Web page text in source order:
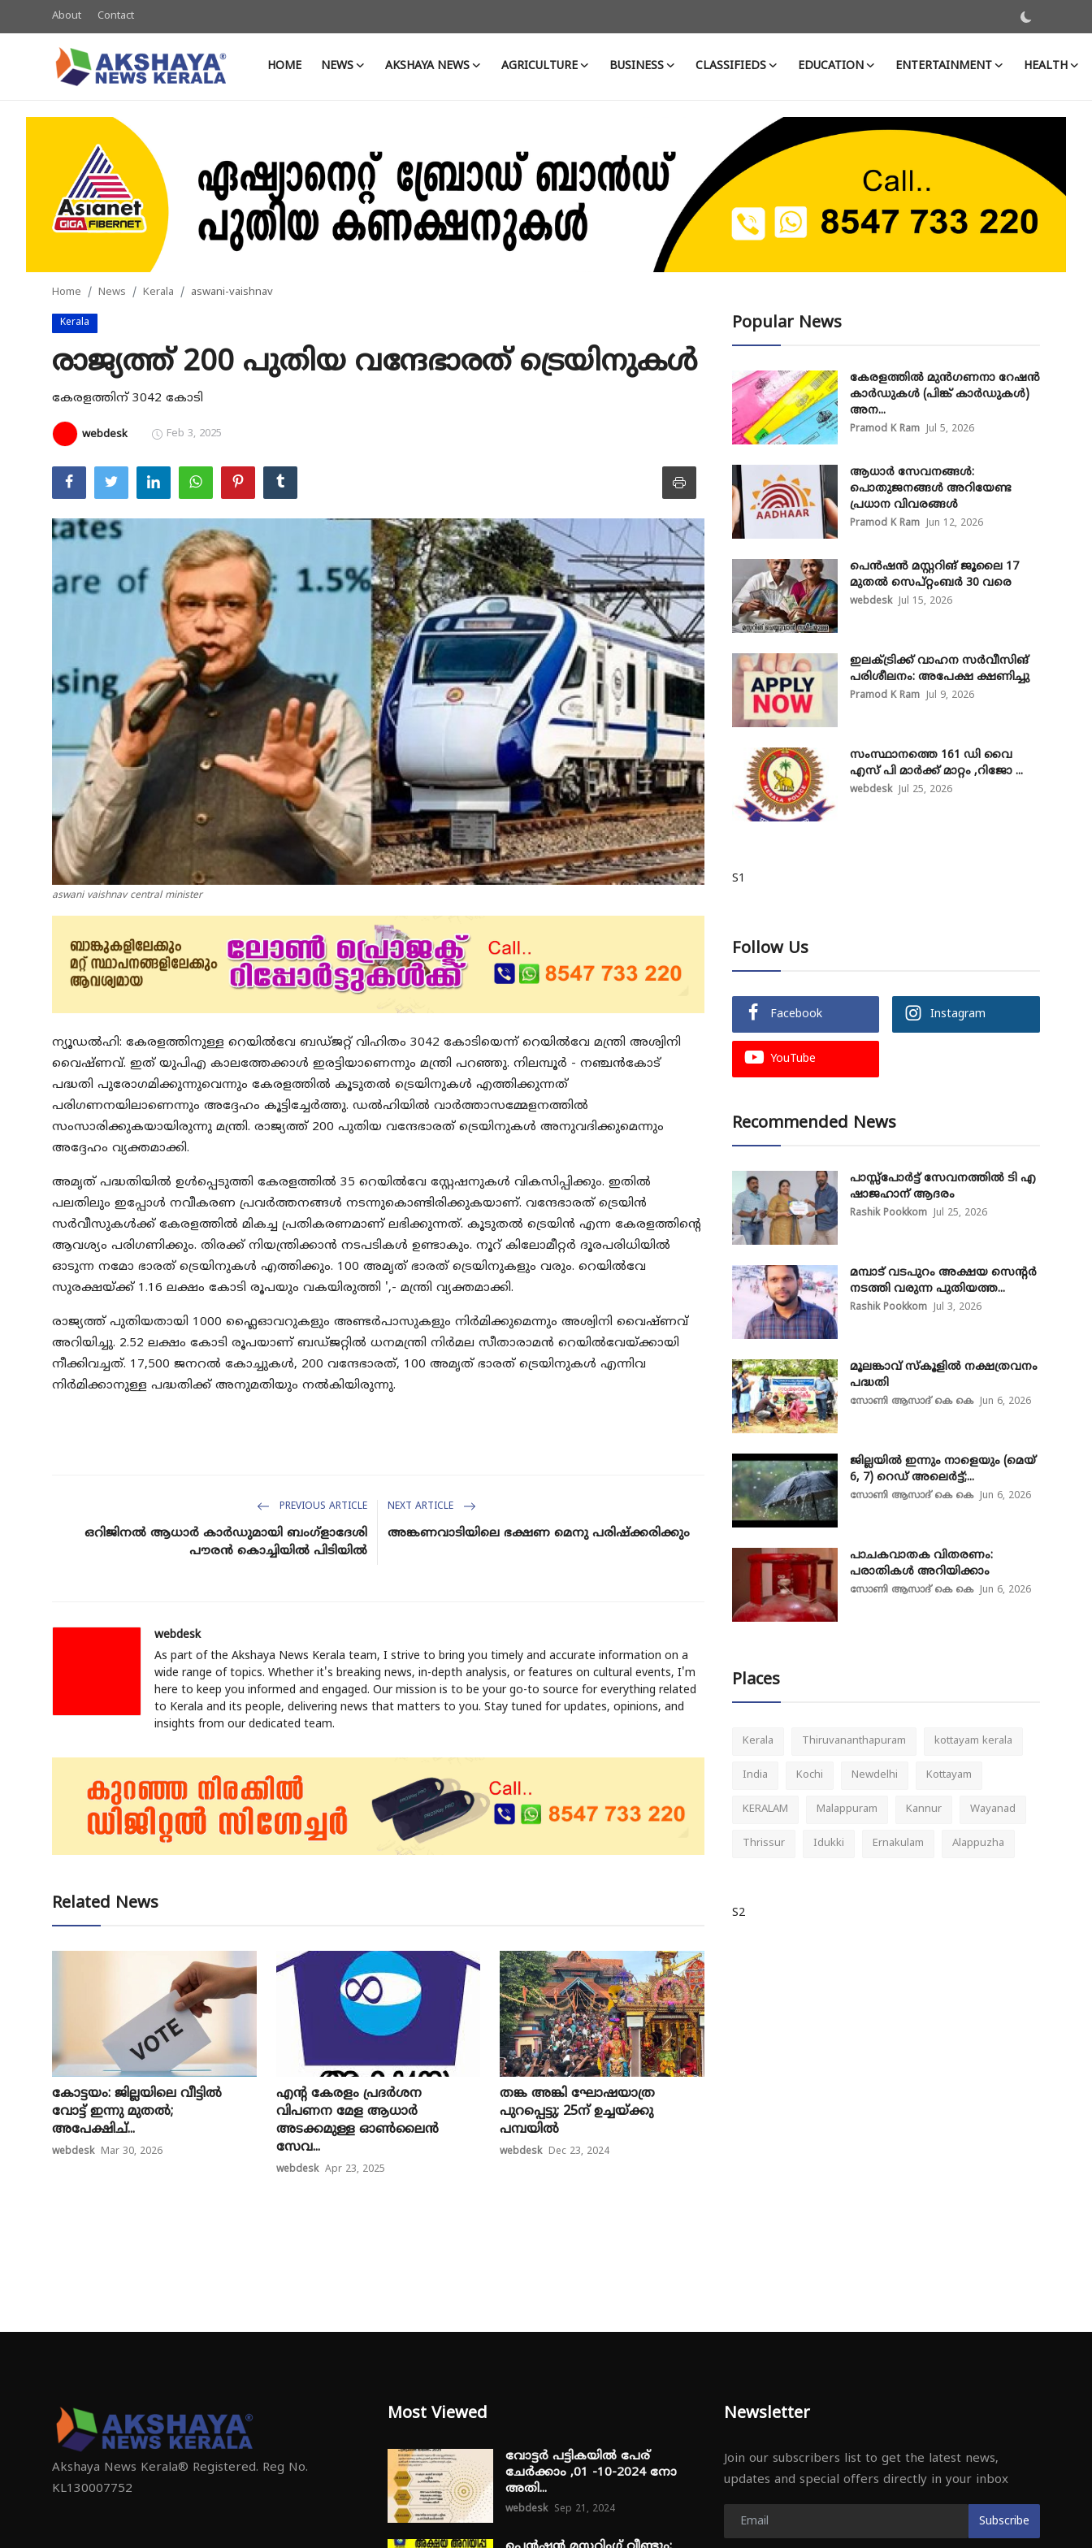
About Contact
HOME NEWS AKSHAYA NEWS AGRICULTURE BUSINESS CLASSIFIEDS EDUCATION ENTERTAINMENT HEALTH
Business
Classifieds
Entertainment
Obituary
E-Paper
Home News Kerala aswani-vaishnav
Kerala
രാജ്യത്ത് 200 പുതിയ വന്ദേഭാരത് ട്രെയിനുകൾ
കേരളത്തിന് 3042 കോടി
webdesk Feb 3, 2025
aswani vaishnav central minister
ന്യൂഡൽഹി: കേരളത്തിനുള്ള റെയിൽവേ ബഡ്ജറ്റ് വിഹിതം 3042 കോടിയെന്ന് റെയിൽവേ മന്ത്രി അശ്വിനി
വെെഷ്ണവ്. ഇത് യുപിഎ കാലത്തേക്കാൾ ഇരട്ടിയാണെന്നും മന്ത്രി പറഞ്ഞു. നിലമ്പൂർ - നഞ്ചൻകോട്
പദ്ധതി പുരോഗമിക്കുന്നുവെന്നും കേരളത്തിൽ കൂടുതൽ ട്രെയിനുകൾ എത്തിക്കുന്നത്
പരിഗണനയിലാണെന്നും അദ്ദേഹം കൂട്ടിച്ചേർത്തു. ഡൽഹിയിൽ വാർത്താസമ്മേളനത്തിൽ
സംസാരിക്കുകയായിരുന്നു മന്ത്രി. രാജ്യത്ത് 200 പുതിയ വന്ദേഭാരത് ട്രെയിനുകൾ അനുവദിക്കുമെന്നും
അദ്ദേഹം വ്യക്തമാക്കി.
അമൃത് പദ്ധതിയിൽ ഉൾപ്പെടുത്തി കേരളത്തിൽ 35 റെയിൽവേ സ്റ്റേഷനുകൾ വികസിപ്പിക്കും. ഇതിൽ
പലതിലും ഇപ്പോൾ നവീകരണ പ്രവർത്തനങ്ങൾ നടന്നുകൊണ്ടിരിക്കുകയാണ്. വന്ദേഭാരത് ട്രെയിൻ
സർവീസുകൾക്ക് കേരളത്തിൽ മികച്ച പ്രതികരണമാണ് ലഭിക്കുന്നത്. കൂടുതൽ ട്രെയിൻ എന്ന കേരളത്തിന്റെ
ആവശ്യം പരിഗണിക്കും. തിരക്ക് നിയന്ത്രിക്കാൻ നടപടികൾ ഉണ്ടാകും. നൂറ് കിലോമീറ്റർ ദൂരപരിധിയിൽ
ഓടുന്ന നമോ ഭാരത് ട്രെയിനുകൾ എത്തിക്കും. 100 അമൃത് ഭാരത് ട്രെയിനുകളും വരും. റെയിൽവേ
സുരക്ഷയ്ക്ക് 1.16 ലക്ഷം കോടി രൂപയും വകയിരുത്തി ',- മന്ത്രി വ്യക്തമാക്കി.
രാജ്യത്ത് പുതിയതായി 1000 ഫ്ലെെഓവറുകളും അണ്ടർപാസുകളും നിർമിക്കുമെന്നും അശ്വിനി വെെഷ്ണവ്
അറിയിച്ചു. 2.52 ലക്ഷം കോടി രൂപയാണ് ബഡ്ജറ്റിൽ ധനമന്ത്രി നിർമല സീതാരാമൻ റെയിൽവേയ്ക്കായി
നീക്കിവച്ചത്. 17,500 ജനറൽ കോച്ചുകൾ, 200 വന്ദേഭാരത്, 100 അമൃത് ഭാരത് ട്രെയിനുകൾ എന്നിവ
നിർമിക്കാനുള്ള പദ്ധതിക്ക് അനുമതിയും നൽകിയിരുന്നു.
PREVIOUS ARTICLE
ഒറിജിനൽ ആധാർ കാർഡുമായി ബംഗ്ളാദേശി
പൗരൻ കൊച്ചിയിൽ പിടിയിൽ
NEXT ARTICLE
അങ്കണവാടിയിലെ ഭക്ഷണ മെനു പരിഷ്‌ക്കരിക്കും
webdesk
As part of the Akshaya News Kerala team, I strive to bring you timely and accurate information on a
wide range of topics. Whether it's breaking news, in-depth analysis, or features on cultural events, I'm
here to keep you informed and engaged. Our mission is to be your go-to source for everything related
to Kerala and its people, delivering news that matters to you. Stay tuned for updates, opinions, and
insights from our dedicated team.
Related News
കോട്ടയം: ജില്ലയിലെ വീട്ടിൽ
വോട്ട് ഇന്നു മുതൽ;
അപേക്ഷിച്...
webdesk Mar 30, 2026
എന്റ കേരളം പ്രദർശന
വിപണന മേള ആധാർ
അടക്കമുള്ള ഓൺലൈൻ
സേവ...
webdesk Apr 23, 2025
തങ്ക അങ്കി ഘോഷയാത്ര
പുറപ്പെട്ടു; 25ന് ഉച്ചയ്ക്കു
പമ്പയിൽ
webdesk Dec 23, 2024
Popular News
കേരളത്തിൽ മുൻഗണനാ റേഷൻ
കാർഡുകൾ (പിങ്ക് കാർഡുകൾ)
അന...
Pramod K Ram Jul 5, 2026
ആധാർ സേവനങ്ങൾ:
പൊതുജനങ്ങൾ അറിയേണ്ട
പ്രധാന വിവരങ്ങൾ
Pramod K Ram Jun 12, 2026
പെൻഷൻ മസ്റ്ററിങ് ജൂലൈ 17
മുതൽ സെപ്റ്റംബർ 30 വരെ
webdesk Jul 15, 2026
ഇലക്ട്രിക്ക് വാഹന സർവീസിങ്
പരിശീലനം: അപേക്ഷ ക്ഷണിച്ചു
Pramod K Ram Jul 9, 2026
സംസ്ഥാനത്തെ 161 ഡി വൈ
എസ് പി മാർക്ക് മാറ്റം ,റിജോ ...
webdesk Jul 25, 2026
S1
Follow Us
Facebook Instagram
YouTube
Recommended News
പാസ്സ്‌പോർട്ട് സേവനത്തിൽ ടി എ
ഷാജഹാന് ആദരം
Rashik Pookkom Jul 25, 2026
മമ്പാട് വടപുറം അക്ഷയ സെന്റർ
നടത്തി വരുന്ന പുതിയത്ത...
Rashik Pookkom Jul 3, 2026
മൂലങ്കാവ് സ്കൂളിൽ നക്ഷത്രവനം
പദ്ധതി
സോണി ആസാദ് കെ കെ Jun 6, 2026
ജില്ലയിൽ ഇന്നും നാളെയും (മെയ്
6, 7) റെഡ് അലെർട്ട്;...
സോണി ആസാദ് കെ കെ Jun 6, 2026
പാചകവാതക വിതരണം:
പരാതികൾ അറിയിക്കാം
സോണി ആസാദ് കെ കെ Jun 6, 2026
Places
Kerala Thiruvananthapuram kottayam kerala
India Kochi Newdelhi Kottayam
KERALAM Malappuram Kannur Wayanad
Thrissur Idukki Ernakulam Alappuzha
S2
Akshaya News Kerala® Registered. Reg No.
KL130007752
Most Viewed
വോട്ടർ പട്ടികയിൽ പേര്
ചേർക്കാം ,01 -10-2024 നോ
അതി...
webdesk Sep 21, 2024
Newsletter
Join our subscribers list to get the latest news,
updates and special offers directly in your inbox
Subscribe